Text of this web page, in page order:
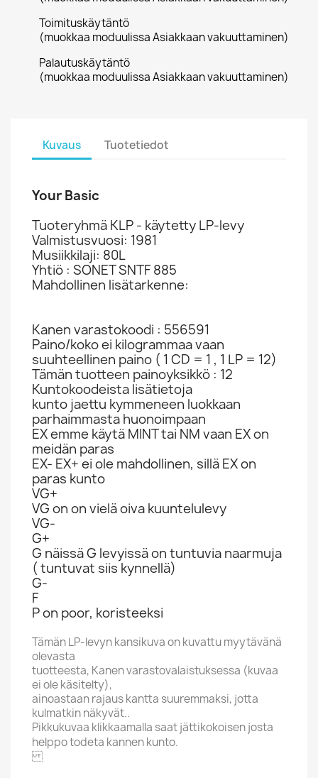
Toimituskäytäntö
(muokkaa moduulissa Asiakkaan vakuuttaminen)
Palautuskäytäntö
(muokkaa moduulissa Asiakkaan vakuuttaminen)
Kuvaus Tuotetiedot
Your Basic
Tuoteryhmä KLP - käytetty LP-levy
Valmistusvuosi: 1981
Musiikkilaji: 80L
Yhtiö : SONET SNTF 885
Mahdollinen lisätarkenne:
Kanen varastokoodi : 556591
Paino/koko ei kilogrammaa vaan
suuhteellinen paino ( 1 CD = 1 , 1 LP = 12)
Tämän tuotteen painoyksikkö : 12
Kuntokoodeista lisätietoja
kunto jaettu kymmeneen luokkaan
parhaimmasta huonoimpaan
EX emme käytä MINT tai NM vaan EX on
meidän paras
EX- EX+ ei ole mahdollinen, sillä EX on
paras kunto
VG+
VG on on vielä oiva kuuntelulevy
VG-
G+
G näissä G levyissä on tuntuvia naarmuja
( tuntuvat siis kynnellä)
G-
F
P on poor, koristeeksi
Tämän LP-levyn kansikuva on kuvattu myytävänä
olevasta
tuotteesta, Kanen varastovalaistuksessa (kuvaa
ei ole käsitelty),
ainoastaan rajaus kantta suuremmaksi, jotta
kulmatkin näkyvät..
Pikkukuvaa klikkaamalla saat jättikokoisen josta
helppo todeta kannen kunto.